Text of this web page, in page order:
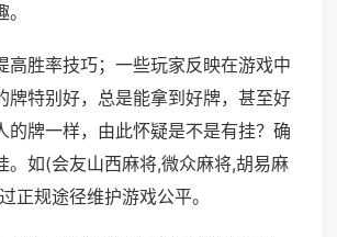
高胜率技巧；一些玩家反映在游戏中
牌特别好，总是能拿到好牌，甚至好
的牌一样，由此怀疑是不是有挂？确
。如(会友山西麻将,微众麻将,胡易麻
正规途径维护游戏公平。